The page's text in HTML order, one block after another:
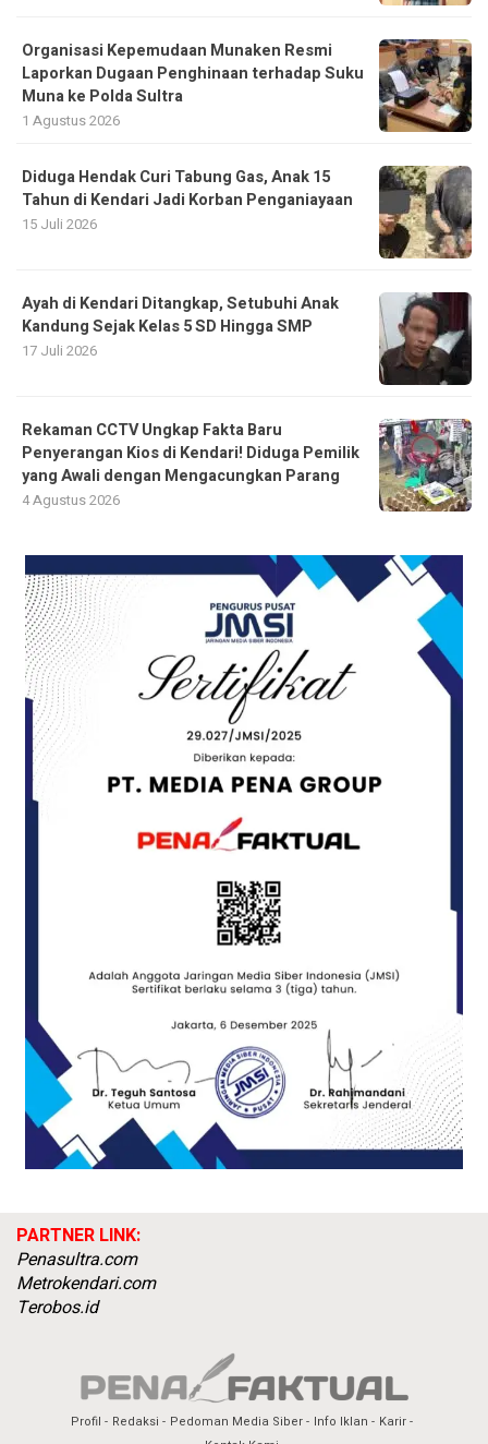
Organisasi Kepemudaan Munaken Resmi
Laporkan Dugaan Penghinaan terhadap Suku
Muna ke Polda Sultra
1 Agustus 2026
Diduga Hendak Curi Tabung Gas, Anak 15
Tahun di Kendari Jadi Korban Penganiayaan
15 Juli 2026
Ayah di Kendari Ditangkap, Setubuhi Anak
Kandung Sejak Kelas 5 SD Hingga SMP
17 Juli 2026
Rekaman CCTV Ungkap Fakta Baru
Penyerangan Kios di Kendari! Diduga Pemilik
yang Awali dengan Mengacungkan Parang
4 Agustus 2026
PARTNER LINK:
Penasultra.com
Metrokendari.com
Terobos.id
Profil Redaksi Pedoman Media Siber Info Iklan
Karir